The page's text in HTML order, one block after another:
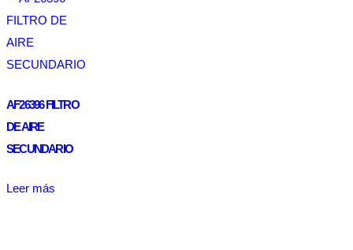
AF26396 FILTRO
DE AIRE
SECUNDARIO
Leer más